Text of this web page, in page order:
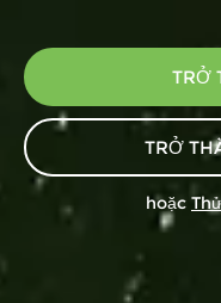
TRỞ
TRỞ
hoặc